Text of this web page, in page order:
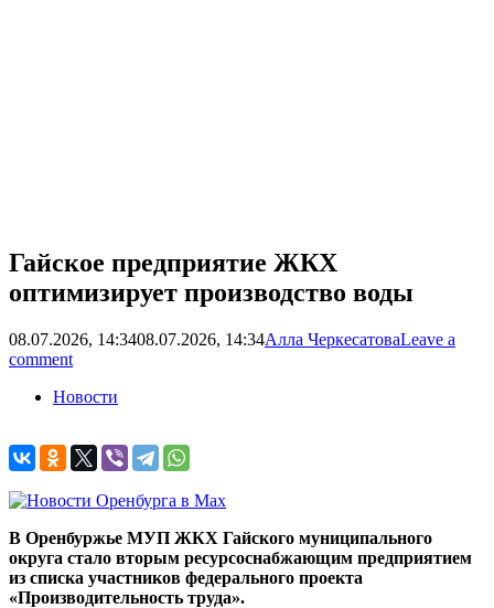
Гайское предприятие ЖКХ
оптимизирует производство воды
08.07.2026, 14:3408.07.2026, 14:34Алла ЧеркесатоваLeave a
comment
Новости
В Оренбуржье МУП ЖКХ Гайского муниципального
округа стало вторым ресурсоснабжающим предприятием
из списка участников федерального проекта
«Производительность труда».